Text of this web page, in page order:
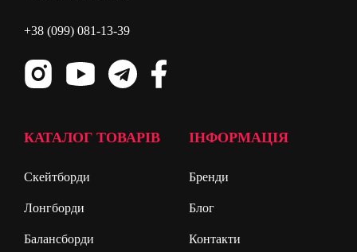
+38 (099) 081-13-39
КАТАЛОГ ТОВАРІВ
Скейтборди
Лонгборди
Балансборди
ІНФОРМАЦІЯ
Бренди
Блог
Контакти